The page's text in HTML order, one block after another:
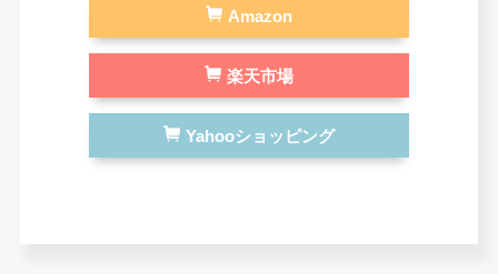
Amazon
楽天市場
Yahooショッピング